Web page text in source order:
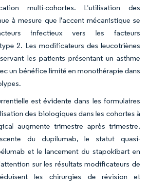
multi-cohortes. L'utilisation des
à mesure que l'accent mécanistique se
infectieux vers les facteurs
2. Les modificateurs des leucotriènes
les patients présentant un asthme
un bénéfice limité en monothérapie dans
est évidente dans les formulaires
des biologiques dans les cohortes à
augmente trimestre après trimestre.
du dupilumab, le statut quasi-
et le lancement du stapokibart en
sur les résultats modificateurs de
les chirurgies de révision et